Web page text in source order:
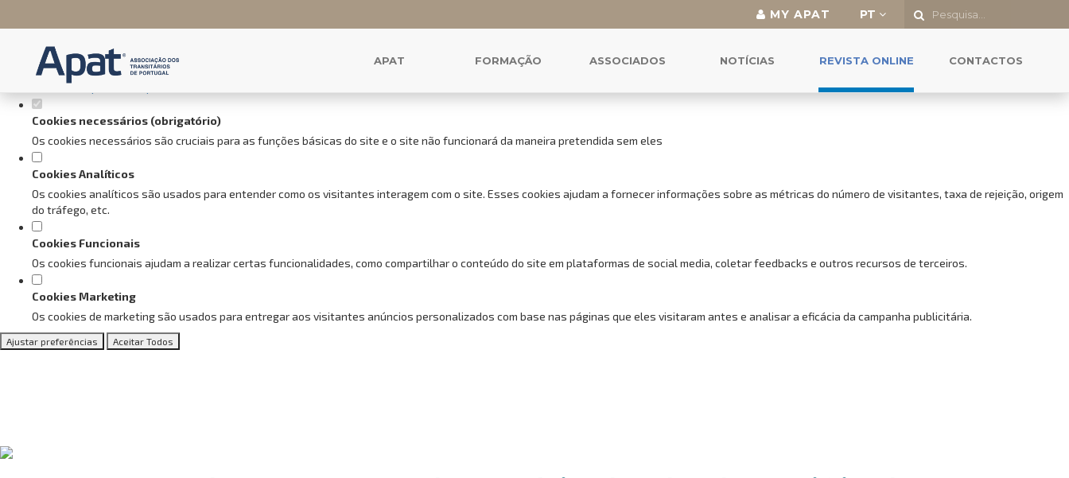
Defina as suas preferências de cookies para este website.
Este website utiliza cookies estritamente necessários, analíticos e funcionais, para lhe oferecer uma boa experiência de navegação e acesso a todas as funcionalidades.
Consulte a nossa
Cookies necessários (obrigatório)
Os cookies necessários são cruciais para as funções básicas do site e o site não funcionará da maneira pretendida sem eles
Cookies Analíticos
Os cookies analíticos são usados para entender como os visitantes interagem com o site. Esses cookies ajudam a fornecer informações sobre as métricas do número de visitantes, taxa de rejeição, origem
do tráfego, etc.
Cookies Funcionais
Os cookies funcionais ajudam a realizar certas funcionalidades, como compartilhar o conteúdo do site em plataformas de social media, coletar feedbacks e outros recursos de terceiros.
Cookies Marketing
Os cookies de marketing são usados para entregar aos visitantes anúncios personalizados com base nas páginas que eles visitaram antes e analisar a eficácia da campanha publicitária.
Ajustar preferências Aceitar Todos
MY APAT PT
APAT FORMAÇÃO ASSOCIADOS NOTÍCIAS REVISTA ONLINE CONTACTOS